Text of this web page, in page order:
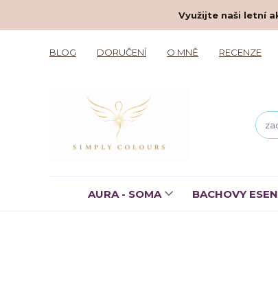
Využijte naši letní
BLOG DORUČENÍ O MNĚ RECENZE
AURA - SOMA BACHOVY